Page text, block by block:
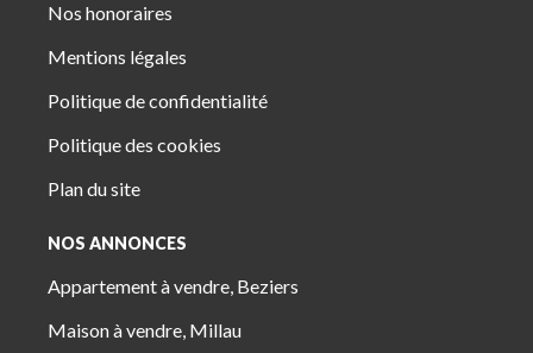
Nos honoraires
Mentions légales
Politique de confidentialité
Politique des cookies
Plan du site
NOS ANNONCES
Appartement à vendre, Beziers
Maison à vendre, Millau